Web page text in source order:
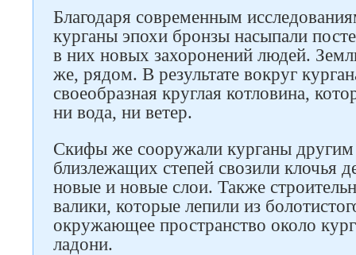
Благодаря современным
курганы эпохи бронзы насыпали
в них новых захоронений людей.
же, рядом. В результате вокруг
своеобразная круглая котловина,
ни вода, ни ветер.
Скифы же сооружали курганы
близлежащих степей свозили клочья
новые и новые слои. Также
валики, которые лепили из
окружающее пространство около
ладони.